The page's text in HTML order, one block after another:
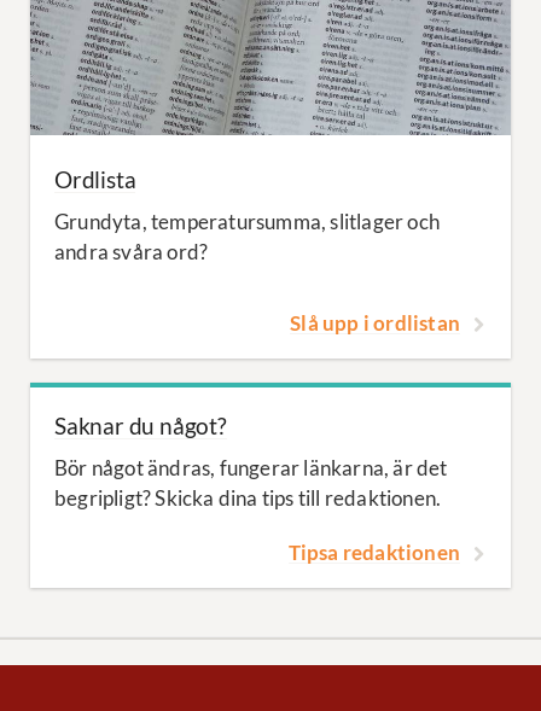
Ordlista
Grundyta, temperatursumma, slitlager och
andra svåra ord?
Slå upp i ordlistan
Saknar du något?
Bör något ändras, fungerar länkarna, är det
begripligt? Skicka dina tips till redaktionen.
Tipsa redaktionen